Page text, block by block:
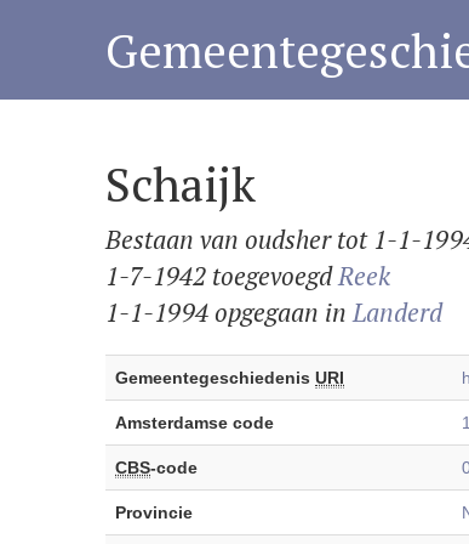
Schaijk
Bestaan van oudsher tot 1-1-
1-7-1942 toegevoegdReek
1-1-1994 opgegaan inLanderd
Gemeentegeschiedenis URI
Amsterdamse code
CBS-code
Provincie